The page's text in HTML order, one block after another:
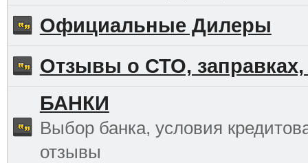
Официальные Дилеры
Отзывы о СТО, заправках,
БАНКИ
Выбор банка, условия
отзывы